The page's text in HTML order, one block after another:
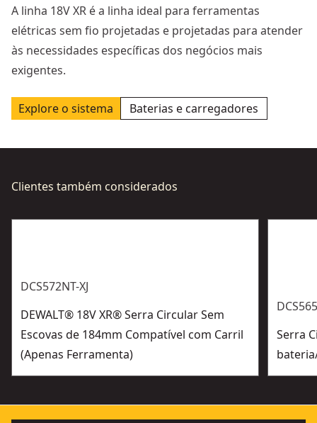
A linha 18V XR é a linha ideal para ferramentas
elétricas sem fio projetadas e projetadas para atender
às necessidades específicas dos negócios mais
exigentes.
Explore o sistema Baterias e carregadores
Clientes também considerados
DCS572NT-XJ
DEWALT® 18V XR® Serra Circular Sem
Escovas de 184mm Compatível com Carril
(Apenas Ferramenta)
Serra